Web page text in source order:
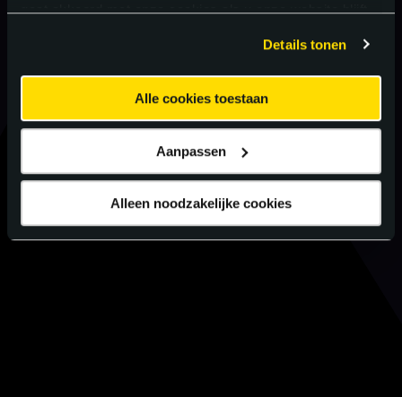
gaat akkoord met onze cookies als u onze website blijft
Details tonen
Alle cookies toestaan
Aanpassen
Alleen noodzakelijke cookies